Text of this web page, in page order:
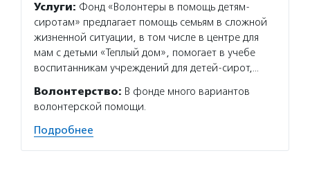
Услуги: Фонд «Волонтеры в помощь детям-
сиротам» предлагает помощь семьям в сложной
жизненной ситуации, в том числе в центре для
мам с детьми «Теплый дом», помогает в учебе
воспитанникам учреждений для детей-сирот,…
Волонтерство: В фонде много вариантов
волонтерской помощи.
Подробнее